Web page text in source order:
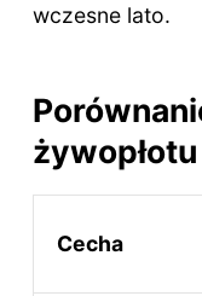
wczesne lato.
żywopłotu
Cecha